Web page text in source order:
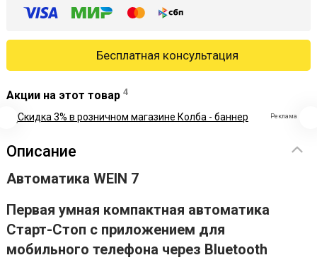
Бесплатная консультация
Акции на этот товар 4
Реклама
Описание
Автоматика WEIN 7
Первая умная компактная автоматика
Старт-Стоп с приложением для
мобильного телефона через Bluetooth